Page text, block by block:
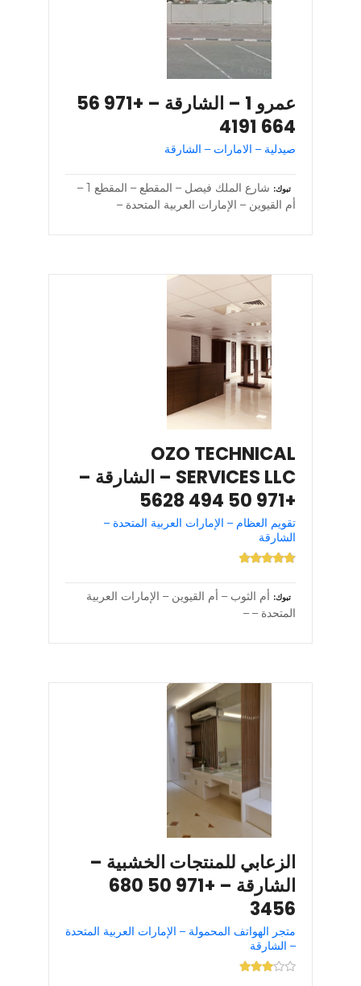
عمرو 1 – الشارقة – +971 56
664 4191
صيدلية – الامارات – الشارقة
تبوك
شارع الملك فيصل – المقطع – المقطع 1 –
أم القيوين – الإمارات العربية المتحدة –
OZO TECHNICAL
SERVICES LLC – الشارقة –
+971 50 494 5628
تقويم العظام – الإمارات العربية المتحدة –
الشارقة
تبوك
أم الثوب – أم القيوين – الإمارات العربية
المتحدة – –
الزعابي للمنتجات الخشبية –
الشارقة – +971 50 680
3456
متجر الهواتف المحمولة – الإمارات العربية المتحدة
– الشارقة